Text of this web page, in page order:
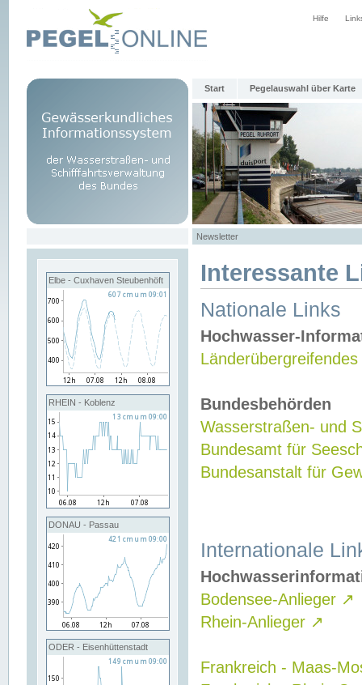
Hilfe
Start Pegelauswahl über Karte
Newsletter
Elbe - Cuxhaven Steubenhöft
RHEIN - Koblenz
DONAU - Passau
ODER - Eisenhüttenstadt
Interessante
Nationale Links
Hochwasser-
Bundesbehörden
Wasserstraßen- und
Bundesamt für
Bundesanstalt für
Internationale
Bodensee-Anlieger ↗
Rhein-Anlieger ↗
Frankreich - Maas-